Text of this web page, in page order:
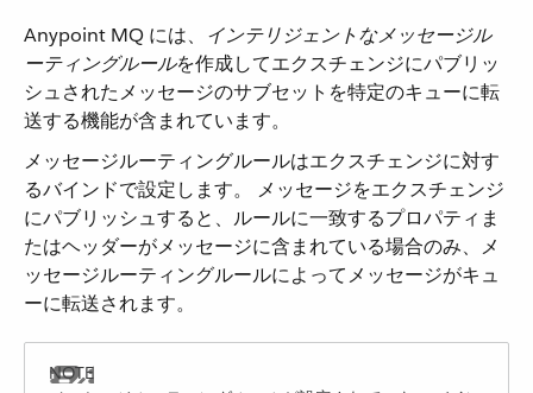
Anypoint MQ には、​ インテリジェントなメッセージル
ーティングルール​を作成してエクスチェンジにパブリッ
シュされたメッセージのサブセットを特定のキューに転
送する機能が含まれています。
メッセージルーティングルールはエクスチェンジに対す
るバインドで設定します。 メッセージをエクスチェンジ
にパブリッシュすると、ルールに一致するプロパティま
たはヘッダーがメッセージに含まれている場合のみ、メ
ッセージルーティングルールによってメッセージがキュ
ーに転送されます。